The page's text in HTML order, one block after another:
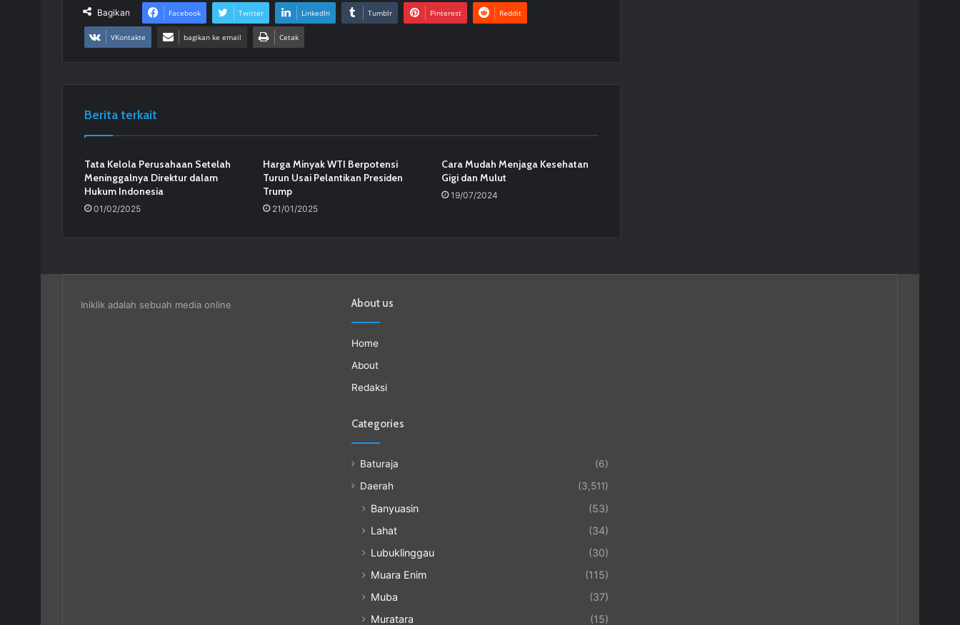
Bagikan Facebook Twitter LinkedIn Tumblr Pinterest Reddit
VKontakte bagikan ke email Cetak
Berita terkait
Tata Kelola Perusahaan Setelah
Meninggalnya Direktur dalam
Hukum Indonesia
01/02/2025
Harga Minyak WTI Berpotensi
Turun Usai Pelantikan Presiden
Trump
21/01/2025
Cara Mudah Menjaga Kesehatan
Gigi dan Mulut
19/07/2024
Iniklik adalah sebuah media online About us
Home
About
Redaksi
Categories
Baturaja
(6)
Daerah
(3,511)
Banyuasin
(53)
Lahat
(34)
Lubuklinggau
(30)
Muara Enim
(115)
Muba
(37)
Muratara
(15)